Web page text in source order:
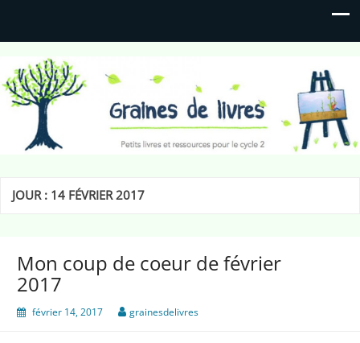
Graines de livres
Petits livres et ressources pour le cycle 2
JOUR : 14 FÉVRIER 2017
Mon coup de coeur de février
2017
février 14, 2017 grainesdelivres